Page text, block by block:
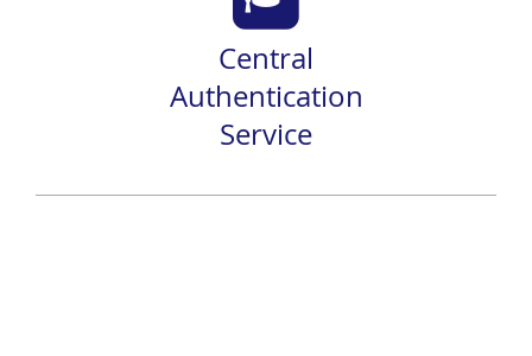
Central
Authentication
Service